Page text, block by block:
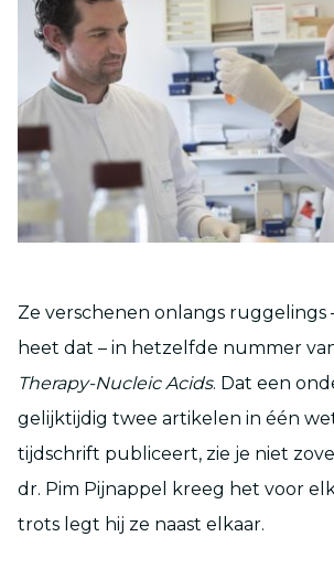
Ze verschenen onlangs ruggelings
heet dat – in hetzelfde nummer
Therapy-Nucleic Acids. Dat een
gelijktijdig twee artikelen in één
tijdschrift publiceert, zie je niet
dr. Pim Pijnappel kreeg het voor
trots legt hij ze naast elkaar.